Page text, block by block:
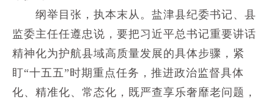
纲举目张，执本末从。盐津县纪委书记、县
监委主任任遵忠说，要把习近平总书记重要讲话
精神化为护航县域高质量发展的具体步骤，紧
盯“十五五”时期重点任务，推进政治监督具体
化、精准化、常态化，既严查享乐奢靡老问题，